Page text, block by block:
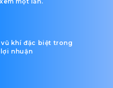
khí đặc biệt trong
lợi nhuận